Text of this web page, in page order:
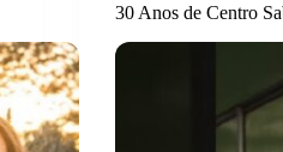
30 Anos de Centro